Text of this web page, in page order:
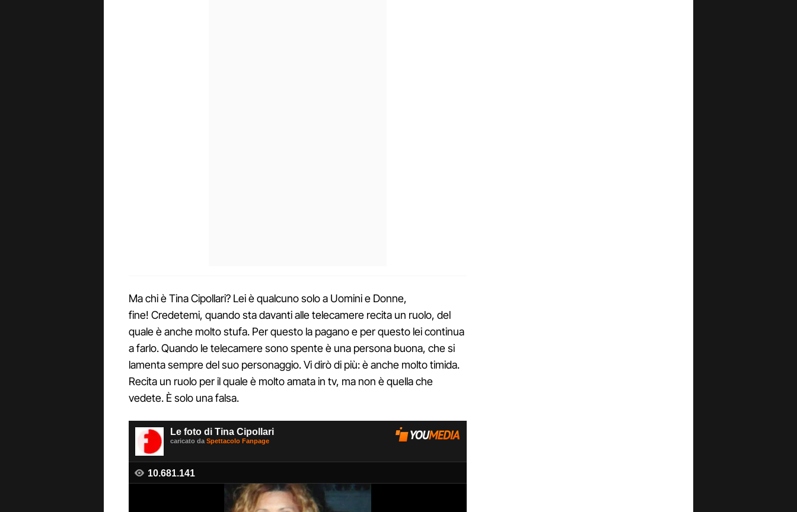
Ma chi è Tina Cipollari? Lei è qualcuno solo a Uomini e Donne,
fine! Credetemi, quando sta davanti alle telecamere recita un ruolo, del
quale è anche molto stufa. Per questo la pagano e per questo lei continua
a farlo. Quando le telecamere sono spente è una persona buona, che si
lamenta sempre del suo personaggio. Vi dirò di più: è anche molto timida.
Recita un ruolo per il quale è molto amata in tv, ma non è quella che
vedete. È solo una falsa.